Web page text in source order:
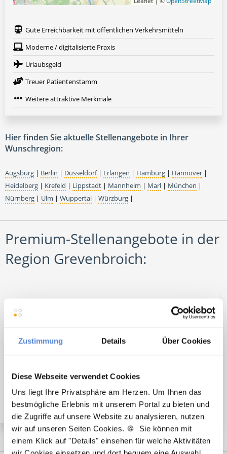
Zustimmung Details Über Cookies
Diese Webseite verwendet Cookies
Uns liegt Ihre Privatsphäre am Herzen. Um Ihnen das
bestmögliche Erlebnis mit unserem Portal zu bieten und
die Zugriffe auf unsere Website zu analysieren, nutzen
wir auf unseren Seiten Cookies. 🍪 Sie können mit
einem Klick auf "Details" einsehen für welche Aktivitäten
Gute Erreichbarkeit mit öffentlichen Verkehrsmitteln
Moderne / digitalisierte Praxis
Urlaubsgeld
Treuer Patientenstamm
Weitere attraktive Merkmale
Hier finden Sie aktuelle Stellenangebote in Ihrer
Wunschregion:
Augsburg | Berlin | Düsseldorf| Erlangen | Hamburg | Hannover |
Heidelberg | Krefeld | Lippstadt | Mannheim | Marl | München |
Nürnberg | Ulm | Wuppertal | Würzburg |
Premium-Stellenangebote in der
Region Grevenbroich:
🌟 PREMIUM-STELLENANGEBOT 🌟
Angestellter Facharzt (m/w/d) in Voll- oder Teilzeit